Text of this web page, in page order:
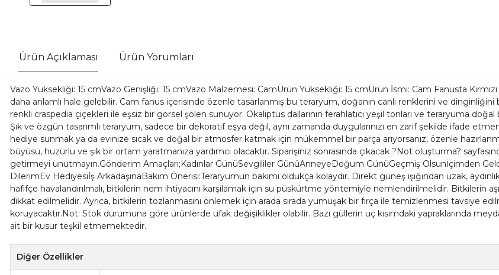
Ürün Açıklaması Ürün Yorumları
Vazo Yüksekliği: 15 cmVazo Genişliği: 15 cmVazo Malzemesi: CamÜrün Yüksekliği: 15 cmÜrün İsmi: Cam Fanusta
daha anlamlı hale gelebilir. Cam fanus içerisinde özenle tasarlanmış bu teraryum, doğanın canlı renklerini ve dinginliğini
renkli craspedia çiçekleri ile eşsiz bir görsel şölen sunuyor. Okaliptus dallarının ferahlatıcı yeşil tonları ve teraryuma doğal
Şık ve özgün tasarımlı teraryum, sadece bir dekoratif eşya değil, aynı zamanda duygularınızı en zarif şekilde ifade
hediye sunmak ya da evinize sıcak ve doğal bir atmosfer katmak için mükemmel bir parça arıyorsanız, özenle
büyüsü, huzurlu ve şık bir ortam yaratmanıza yardımcı olacaktır. Siparişiniz sonrasında çıkacak ?Not oluşturma?
getirmeyi unutmayın.Gönderim Amaçları;Kadınlar GünüSevgililer GünüAnneyeDoğum GünüGeçmiş Olsunİçimden
DilerimEv Hediyesiİş ArkadaşınaBakım Önerisi:Teraryumun bakımı oldukça kolaydır. Direkt güneş ışığından uzak,
hafifçe havalandırılmalı, bitkilerin nem ihtiyacını karşılamak için su püskürtme yöntemiyle nemlendirilmelidir. Bitkilerin
dikkat edilmelidir. Ayrıca, bitkilerin tozlanmasını önlemek için arada sırada yumuşak bir fırça ile temizlenmesi tavsiye
koruyacaktır.Not: Stok durumuna göre ürünlerde ufak değişiklikler olabilir. Bazı güllerin uç kısımdaki yapraklarında
ait bir kusur teşkil etmemektedir.
Diğer Özellikler